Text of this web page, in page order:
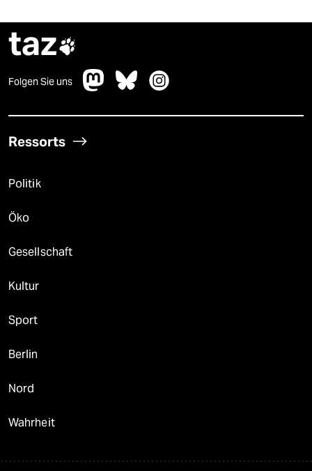
taz
Folgen Sie uns
Ressorts
Politik
Öko
Gesellschaft
Kultur
Sport
Berlin
Nord
Wahrheit